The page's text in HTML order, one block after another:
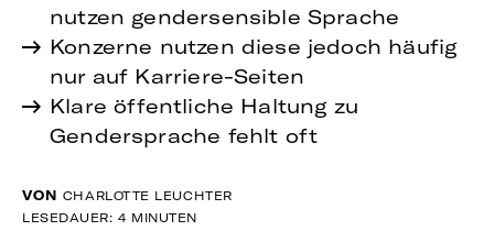
nutzen gendersensible Sprache
Konzerne nutzen diese jedoch häufig
nur auf Karriere-Seiten
Klare öffentliche Haltung zu
Gendersprache fehlt oft
VON CHARLOTTE LEUCHTER
LESEDAUER: 4 MINUTEN